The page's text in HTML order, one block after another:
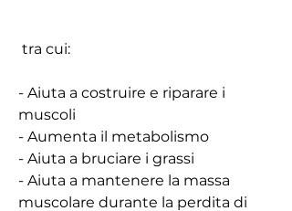
tra cui:
- Aiuta a costruire e riparare i
muscoli
- Aumenta il metabolismo
- Aiuta a bruciare i grassi
- Aiuta a mantenere la massa
muscolare durante la perdita di